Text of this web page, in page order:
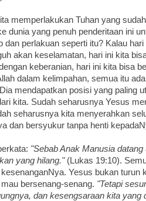
memperlakukan Tuhan yang
dunia yang penuh penderitaan ini
dan perlakuan seperti itu? Kalau
akan keselamatan, hari ini kita
keberanian, hari ini kita bisa
dalam kelimpahan, semua itu
mendapatkan posisi yang paling
kita. Sudah seharusnya Yesus
seharusnya kita menyerahkan
dan bersyukur tanpa henti
"Sebab Anak Manusia
yang hilang." (Lukas 19:10).
Yesus bukan turun
bersenang-senang. "Tetapi
dan kesengsaraan kita yang